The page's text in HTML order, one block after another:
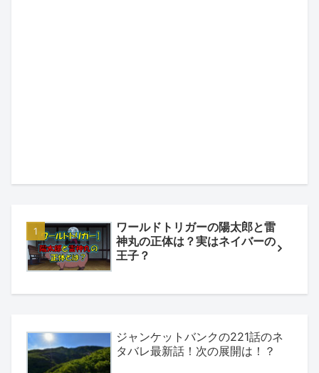
ワールドトリガーの陽太郎と雷
神丸の正体は？実はネイバーの
王子？
ジャンケットバンクの221話のネ
タバレ最新話！次の展開は！？